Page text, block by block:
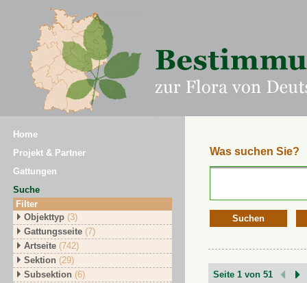
Home
Projekt & Partner
Gattungen
Suche
Filter
Objekttyp (3)
Gattungsseite (7)
Artseite (742)
Sektion (29)
Subsektion (6)
Was suchen Sie?
Suchen
Seite 1 von 51